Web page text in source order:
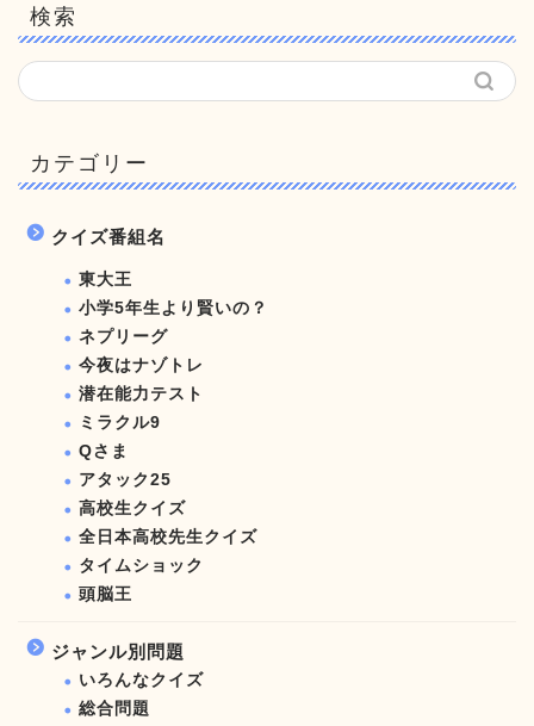
検索
カテゴリー
クイズ番組名
東大王
小学5年生より賢いの？
ネプリーグ
今夜はナゾトレ
潜在能力テスト
ミラクル9
Qさま
アタック25
高校生クイズ
全日本高校先生クイズ
タイムショック
頭脳王
ジャンル別問題
いろんなクイズ
総合問題